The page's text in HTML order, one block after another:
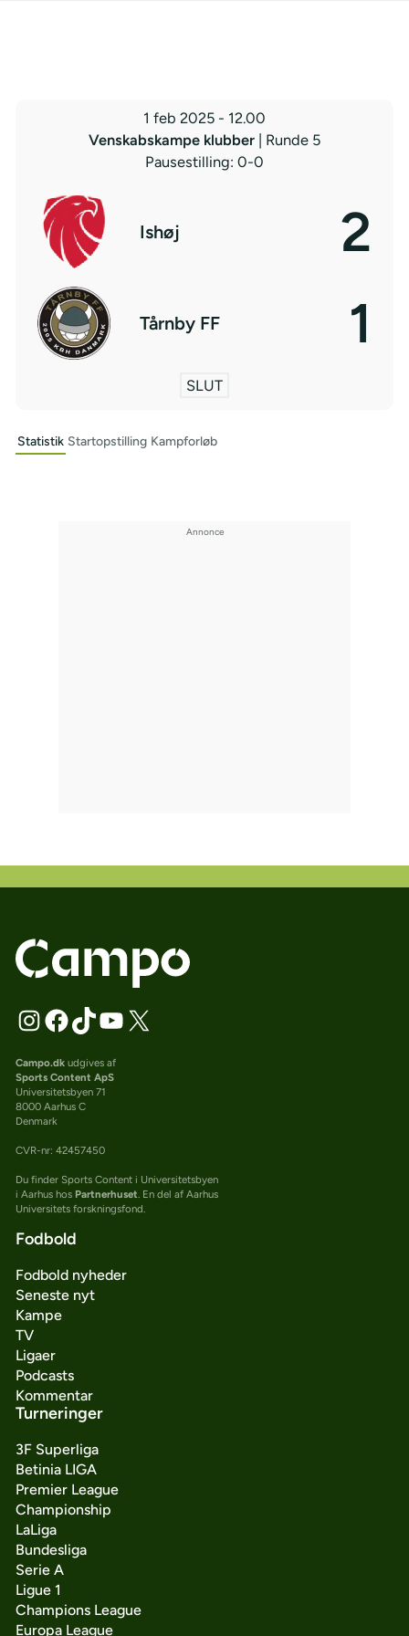
1 feb 2025 - 12.00
Venskabskampe klubber
| Runde 5
Pausestilling: 0-0
Ishøj 2
Tårnby FF 1
SLUT
Statistik Startopstilling Kampforløb
Campo.dkudgives af
Sports Content ApS
Universitetsbyen 71
8000 Aarhus C
Denmark
CVR-nr: 42457450
Du finder Sports Content i Universitetsbyen
i Aarhus hos Partnerhuset. En del af Aarhus
Universitets forskningsfond.
Fodbold
Fodbold nyheder
Seneste nyt
Kampe
TV
Ligaer
Podcasts
Kommentar
Turneringer
3F Superliga
Betinia LIGA
Premier League
Championship
LaLiga
Bundesliga
Serie A
Ligue 1
Champions League
Europa League